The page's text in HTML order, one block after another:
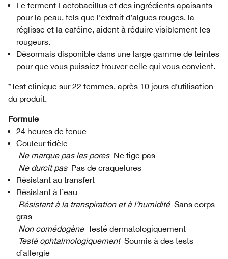
Le ferment Lactobacillus et des ingrédients apaisants
pour la peau, tels que l’extrait d’algues rouges, la
réglisse et la caféine, aident à réduire visiblement les
rougeurs.
Désormais disponible dans une large gamme de teintes
pour que vous puissiez trouver celle qui vous convient.
*Test clinique sur 22 femmes, après 10 jours d’utilisation
du produit.
Formule
24 heures de tenue
Couleur fidèle
Ne marque pas les pores Ne fige pas
Ne durcit pas Pas de craquelures
Résistant au transfert
Résistant à l’eau
Résistant à la transpiration et à l’humidité Sans corps
gras
Non comédogène Testé dermatologiquement
Testé ophtalmologiquement Soumis à des tests
d’allergie